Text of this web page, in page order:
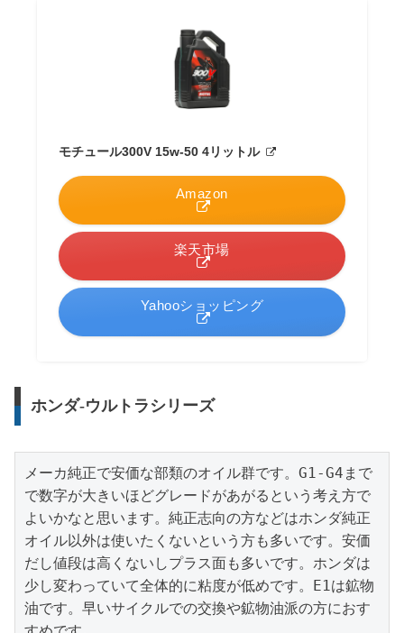
モチュール300V 15w-50 4リットル
Amazon
楽天市場
Yahooショッピング
ホンダ-ウルトラシリーズ
メーカ純正で安価な部類のオイル群です。G1-G4まで
で数字が大きいほどグレードがあがるという考え方で
よいかなと思います。純正志向の方などはホンダ純正
オイル以外は使いたくないという方も多いです。安価
だし値段は高くないしプラス面も多いです。ホンダは
少し変わっていて全体的に粘度が低めです。E1は鉱物
油です。早いサイクルでの交換や鉱物油派の方におす